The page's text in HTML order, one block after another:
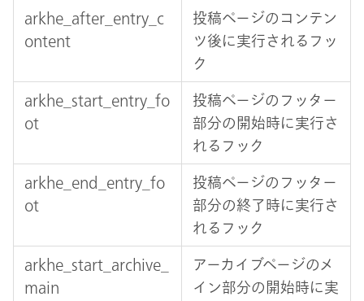
arkhe_after_entry_c
ontent
投稿ページのコンテン
ツ後に実行されるフッ
ク
arkhe_start_entry_fo
ot
投稿ページのフッター
部分の開始時に実行さ
れるフック
arkhe_end_entry_fo
ot
投稿ページのフッター
部分の終了時に実行さ
れるフック
arkhe_start_archive_
main
アーカイブページのメ
イン部分の開始時に実